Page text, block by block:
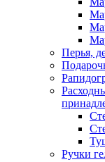
Перья,
Ручки